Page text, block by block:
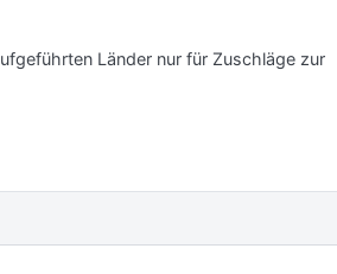
Länder nur für Zuschläge zur